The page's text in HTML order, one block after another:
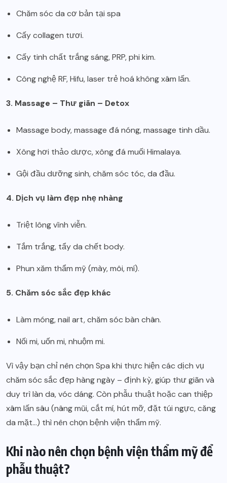
Chăm sóc da cơ bản tại spa
Cấy collagen tươi.
Cấy tinh chất trắng sáng, PRP, phi kim.
Công nghệ RF, Hifu, laser trẻ hoá không xâm lấn.
3. Massage – Thư giãn – Detox
Massage body, massage đá nóng, massage tinh dầu.
Xông hơi thảo dược, xông đá muối Himalaya.
Gội đầu dưỡng sinh, chăm sóc tóc, da đầu.
4. Dịch vụ làm đẹp nhẹ nhàng
Triệt lông vĩnh viễn.
Tắm trắng, tẩy da chết body.
Phun xăm thẩm mỹ (mày, môi, mí).
5. Chăm sóc sắc đẹp khác
Làm móng, nail art, chăm sóc bàn chân.
Nối mi, uốn mi, nhuộm mi.
Vì vậy bạn chỉ nên chọn Spa khi thực hiện các dịch vụ
chăm sóc sắc đẹp hàng ngày – định kỳ, giúp thư giãn và
duy trì làn da, vóc dáng. Còn phẫu thuật hoặc can thiệp
xâm lấn sâu (nâng mũi, cắt mí, hút mỡ, đặt túi ngực, căng
da mặt…) thì nên chọn bệnh viện thẩm mỹ.
Khi nào nên chọn bệnh viện thẩm mỹ để
phẫu thuật?